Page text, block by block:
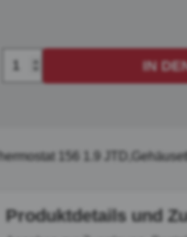
IN
156 1.9
Produktdetails und